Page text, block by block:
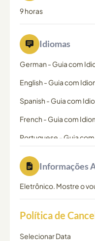
9 horas
Idiomas
German - Guia com
English - Guia com
Spanish - Guia com
French - Guia com
Portuguese - Guia
Informações
Eletrônico. Mostre o
Política de
Selecionar Data